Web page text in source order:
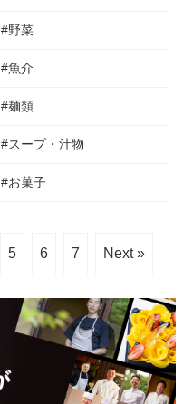
#野菜
#魚介
#麺類
#スープ・汁物
#お菓子
5 6 7 Next »